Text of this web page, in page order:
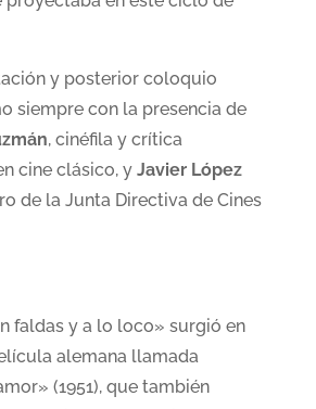
y posterior coloquio
siempre con la presencia de
, cinéfila y crítica
cine clásico, y Javier López
de la Junta Directiva de Cines
faldas y a lo loco» surgió en
alemana llamada
(1951), que también